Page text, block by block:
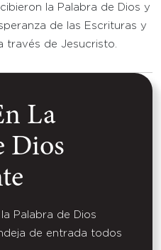
la Palabra de Dios y
de las Escrituras y
través de Jesucristo.
La
Dios
Palabra de Dios
de entrada todos